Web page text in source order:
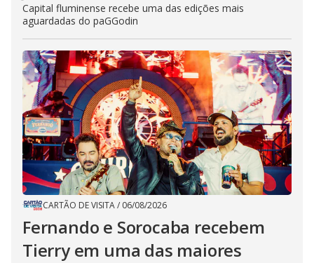
Capital fluminense recebe uma das edições mais
aguardadas do paGGodin
CARTÃO DE VISITA/ 06/08/2026
Fernando e Sorocaba recebem
Tierry em uma das maiores